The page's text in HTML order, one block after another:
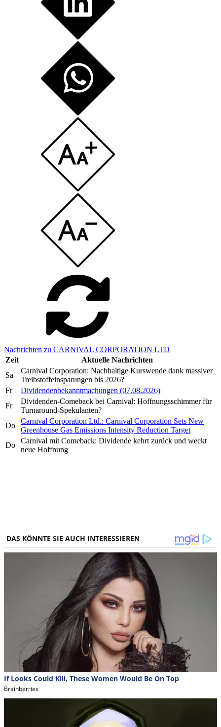
Nachrichten zu CARNIVAL CORPORATION LTD
Zeit
Aktuelle Nachrichten
Sa
Carnival Corporation: Nachhaltige Kurswende dank massiver
Treibstoffeinsparungen bis 2026?
Fr
Dividendenbekanntmachungen (07.08.2026)
Fr
Dividenden-Comeback bei Carnival: Hoffnungsschimmer für
Turnaround-Spekulanten?
Do
Carnival Corporation Ltd.: Carnival Corporation Sets New
Greenhouse Gas Emissions Intensity Reduction Target
Do
Carnival mit Comeback: Dividende kehrt zurück und weckt
neue Hoffnung